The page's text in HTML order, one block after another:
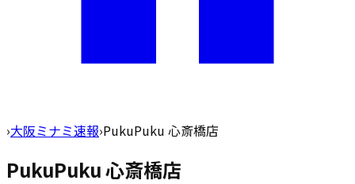
›大阪ミナミ速報›PukuPuku 心斎橋店
PukuPuku 心斎橋店